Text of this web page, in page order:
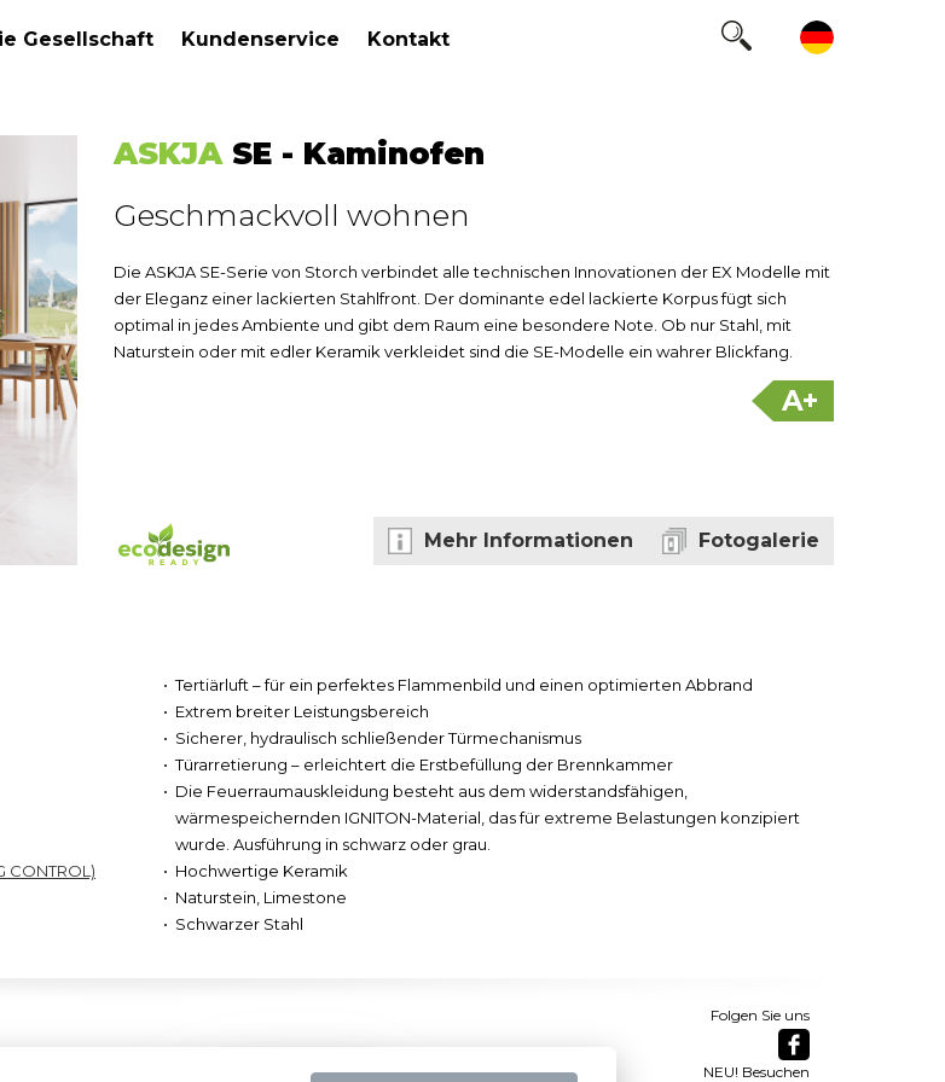
Gesellschaft Kundenservice
Kontakt
ASKJASE - Kaminofen
Geschmackvoll wohnen
Die ASKJA SE-Serie von Storch verbindet alle technischen Innovationen der EX Modelle mit
der Eleganz einer lackierten Stahlfront. Der dominante edel lackierte Korpus fügt sich
optimal in jedes Ambiente und gibt dem Raum eine besondere Note. Ob nur Stahl, mit
Naturstein oder mit edler Keramik verkleidet sind die SE-Modelle ein wahrer Blickfang.
A+
Mehr Informationen Fotogalerie
CONTROL)
Tertiärluft – für ein perfektes Flammenbild und einen optimierten Abbrand
Extrem breiter Leistungsbereich
Sicherer, hydraulisch schließender Türmechanismus
Türarretierung – erleichtert die Erstbefüllung der Brennkammer
Die Feuerraumauskleidung besteht aus dem widerstandsfähigen,
wärmespeichernden IGNITON-Material, das für extreme Belastungen konzipiert
wurde. Ausführung in schwarz oder grau.
Hochwertige Keramik
Naturstein, Limestone
Schwarzer Stahl
Folgen Sie uns
NEU! Besuchen